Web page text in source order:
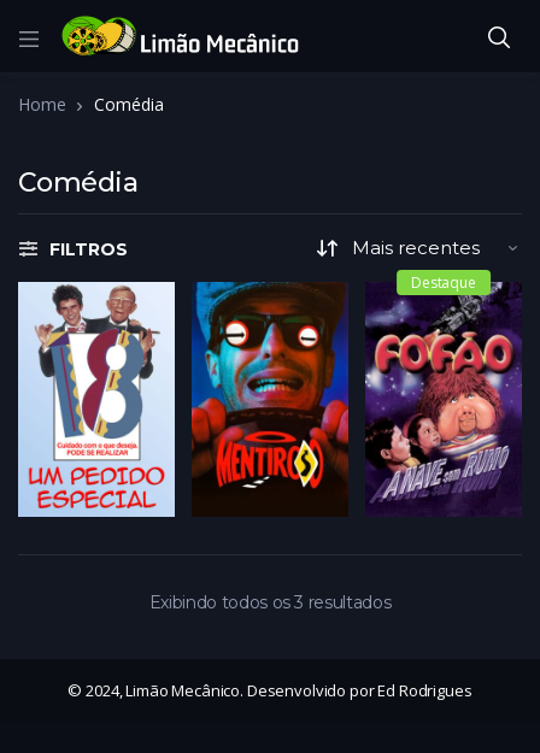
Home Comédia
Comédia
FILTROS
Destaque
Exibindo todos os 3 resultados
© 2024, Limão Mecânico. Desenvolvido por Ed Rodrigues